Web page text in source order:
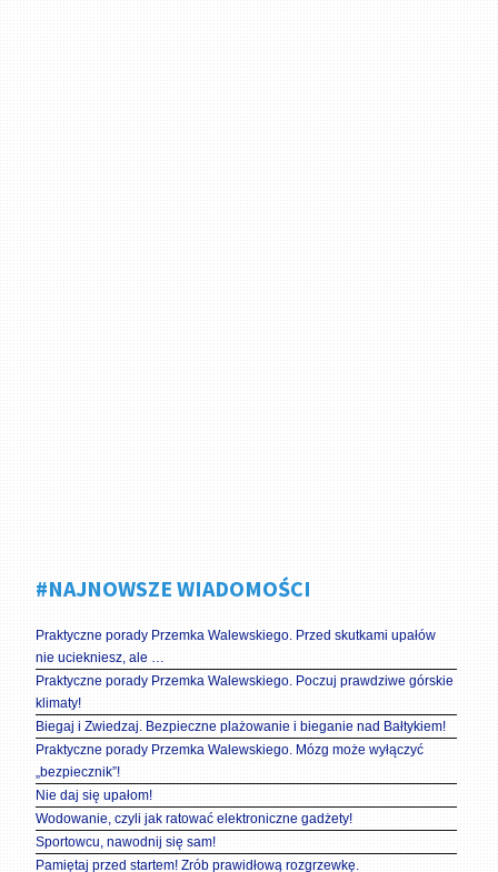
#NAJNOWSZE WIADOMOŚCI
Praktyczne porady Przemka Walewskiego. Przed skutkami upałów
nie uciekniesz, ale …
Praktyczne porady Przemka Walewskiego. Poczuj prawdziwe górskie
klimaty!
Biegaj i Zwiedzaj. Bezpieczne plażowanie i bieganie nad Bałtykiem!
Praktyczne porady Przemka Walewskiego. Mózg może wyłączyć
„bezpiecznik”!
Nie daj się upałom!
Wodowanie, czyli jak ratować elektroniczne gadżety!
Sportowcu, nawodnij się sam!
Pamiętaj przed startem! Zrób prawidłową rozgrzewkę.